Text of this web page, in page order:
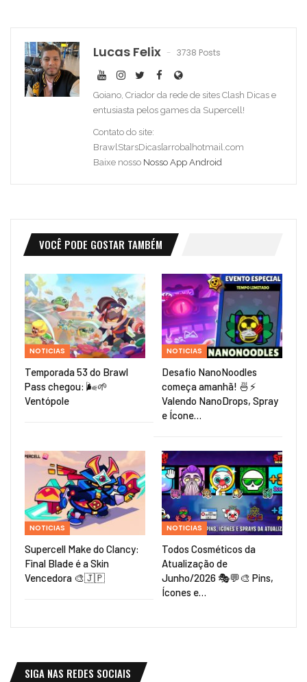
Lucas Felix 3738 Posts
Goiano, Criador da rede de sites Clash Dicas e
entusiasta pelos games da Supercell!
Contato do site:
BrawlStarsDicas[arroba]hotmail.com
Baixe nosso Nosso App Android
VOCÊ PODE GOSTAR TAMBÉM
NOTICIAS
Temporada 53 do Brawl
Pass chegou: 🌬️🌱
Ventópole
NOTICIAS
Desafio NanoNoodles
começa amanhã! 🍜⚡
Valendo NanoDrops, Spray
e Ícone…
NOTICIAS
Supercell Make do Clancy:
Final Blade é a Skin
Vencedora 🎨🇯🇵
NOTICIAS
Todos Cosméticos da
Atualização de
Junho/2026 🎭💬🎨 Pins,
Ícones e…
SIGA NAS REDES SOCIAIS